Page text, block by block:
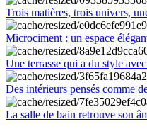
Trois matières, trois univers,
Microciment : un espace
Une terrasse qui a du style
Des intérieurs pensés comme
La salle de bain retrouve son